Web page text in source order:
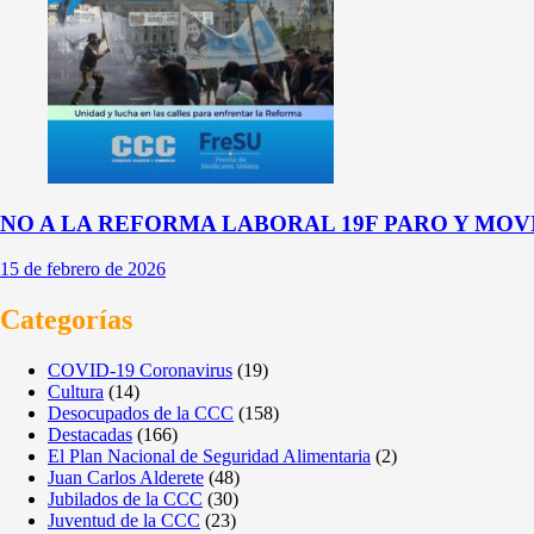
NO A LA REFORMA LABORAL 19F PARO Y
15 de febrero de 2026
Categorías
COVID-19 Coronavirus (19)
Cultura (14)
Desocupados de la CCC (158)
Destacadas (166)
El Plan Nacional de Seguridad Alimentaria (2)
Juan Carlos Alderete (48)
Jubilados de la CCC (30)
Juventud de la CCC (23)